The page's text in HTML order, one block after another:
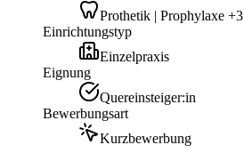
Prothetik | Prophylaxe
Einrichtungstyp
Einzelpraxis
Eignung
Quereinsteiger:in
Bewerbungsart
Kurzbewerbung